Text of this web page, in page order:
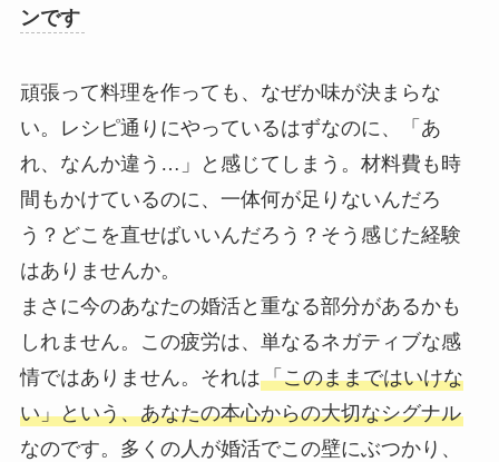
ンです
頑張って料理を作っても、なぜか味が決まらな
い。レシピ通りにやっているはずなのに、「あ
れ、なんか違う…」と感じてしまう。材料費も時
間もかけているのに、一体何が足りないんだろ
う？どこを直せばいいんだろう？そう感じた経験
はありませんか。
まさに今のあなたの婚活と重なる部分があるかも
しれません。この疲労は、単なるネガティブな感
情ではありません。それは「このままではいけな
い」という、あなたの本心からの大切なシグナル
なのです。多くの人が婚活でこの壁にぶつかり、